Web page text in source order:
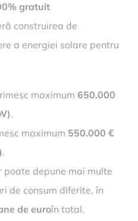
gratuit
construirea de
a energiei solare pentru
maximum 650.000
.
maximum 550.000 €
.
poate depune mai multe
de consum diferite, în
de euroîn total.